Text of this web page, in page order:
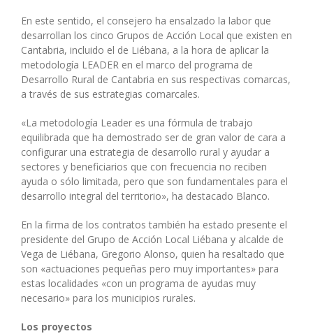
En este sentido, el consejero ha ensalzado la labor que
desarrollan los cinco Grupos de Acción Local que existen en
Cantabria, incluido el de Liébana, a la hora de aplicar la
metodología LEADER en el marco del programa de
Desarrollo Rural de Cantabria en sus respectivas comarcas,
a través de sus estrategias comarcales.
«La metodología Leader es una fórmula de trabajo
equilibrada que ha demostrado ser de gran valor de cara a
configurar una estrategia de desarrollo rural y ayudar a
sectores y beneficiarios que con frecuencia no reciben
ayuda o sólo limitada, pero que son fundamentales para el
desarrollo integral del territorio», ha destacado Blanco.
En la firma de los contratos también ha estado presente el
presidente del Grupo de Acción Local Liébana y alcalde de
Vega de Liébana, Gregorio Alonso, quien ha resaltado que
son «actuaciones pequeñas pero muy importantes» para
estas localidades «con un programa de ayudas muy
necesario» para los municipios rurales.
Los proyectos